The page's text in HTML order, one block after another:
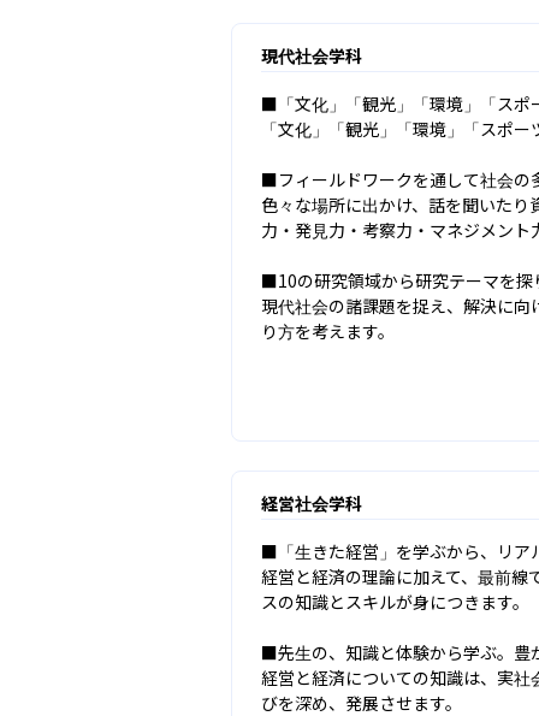
現代社会学科
■「文化」「観光」「環境」「スポ
「文化」「観光」「環境」「スポ
■フィールドワークを通して社会の
色々な場所に出かけ、話を聞いた
力・発見力・考察力・マネジメン
■10の研究領域から研究テーマを探
現代社会の諸課題を捉え、解決に
り方を考えます。
経営社会学科
■「生きた経営」を学ぶから、リア
経営と経済の理論に加えて、最前
スの知識とスキルが身につきます。
■先生の、知識と体験から学ぶ。豊
経営と経済についての知識は、実
びを深め、発展させます。